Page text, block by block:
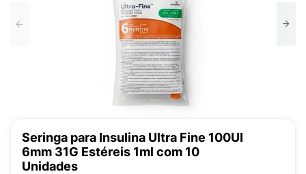
Seringa para Insulina Ultra Fine 100UI
6mm 31G Estéreis 1ml com 10
Unidades